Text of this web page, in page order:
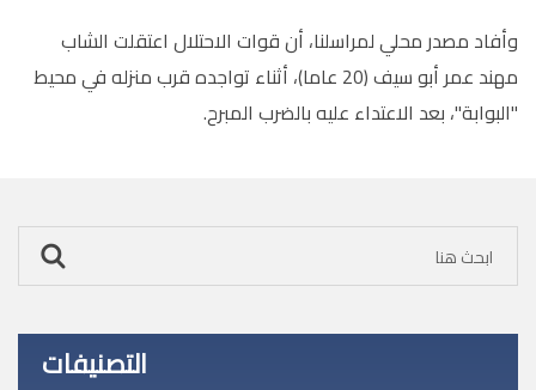
وأفاد مصدر محلي لمراسلنا، أن قوات الاحتلال اعتقلت الشاب
مهند عمر أبو سيف (20 عاما)، أثناء تواجده قرب منزله في محيط
"البوابة"، بعد الاعتداء عليه بالضرب المبرح.
التصنيفات